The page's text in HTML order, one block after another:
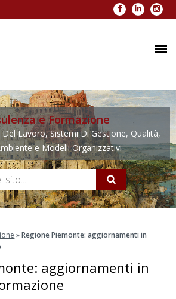
Facebook
LinkedIn
e Formazione
Del Lavoro, Sistemi Di Gestione, Qualità,
e Modelli Organizzativi
»Regione Piemonte: aggiornamenti in
aggiornamenti in